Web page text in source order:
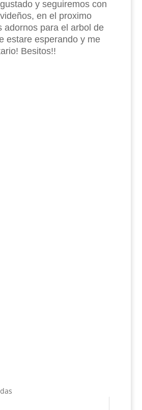
y seguiremos con
en el proximo
adornos para el arbol de
estare esperando y me
Besitos!!